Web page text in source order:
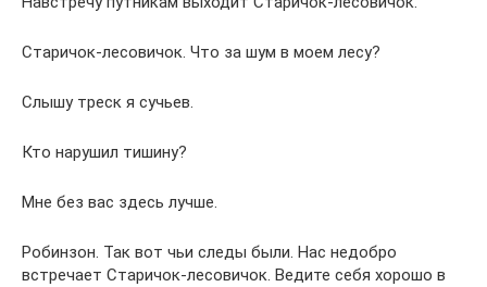
Старичок-лесовичок. Что за шум в моем лесу?
Слышу треск я сучьев.
Кто нарушил тишину?
Мне без вас здесь лучше.
Робинзон. Так вот чьи следы были. Нас недобро
встречает Старичок-лесовичок. Ведите себя хорошо в